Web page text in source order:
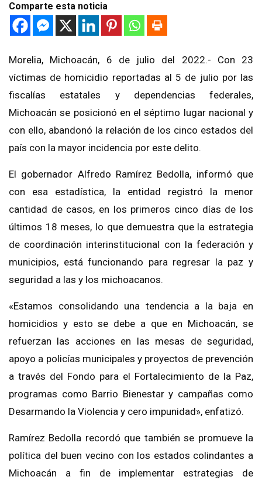
Comparte esta noticia
Morelia, Michoacán, 6 de julio del 2022.- Con 23
víctimas de homicidio reportadas al 5 de julio por las
fiscalías estatales y dependencias federales,
Michoacán se posicionó en el séptimo lugar nacional y
con ello, abandonó la relación de los cinco estados del
país con la mayor incidencia por este delito.
El gobernador Alfredo Ramírez Bedolla, informó que
con esa estadística, la entidad registró la menor
cantidad de casos, en los primeros cinco días de los
últimos 18 meses, lo que demuestra que la estrategia
de coordinación interinstitucional con la federación y
municipios, está funcionando para regresar la paz y
seguridad a las y los michoacanos.
«Estamos consolidando una tendencia a la baja en
homicidios y esto se debe a que en Michoacán, se
refuerzan las acciones en las mesas de seguridad,
apoyo a policías municipales y proyectos de prevención
a través del Fondo para el Fortalecimiento de la Paz,
programas como Barrio Bienestar y campañas como
Desarmando la Violencia y cero impunidad», enfatizó.
Ramírez Bedolla recordó que también se promueve la
política del buen vecino con los estados colindantes a
Michoacán a fin de implementar estrategias de